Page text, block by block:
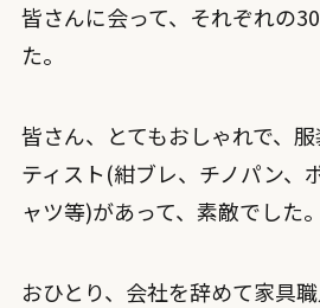
皆さんに会って、それぞれの
た。
皆さん、とてもおしゃれで、
ティスト(紺ブレ、チノパン、
ャツ等)があって、素敵でした。
おひとり、会社を辞めて家具